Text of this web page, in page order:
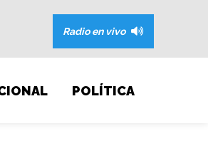
Radio en vivo
POLÍTICA